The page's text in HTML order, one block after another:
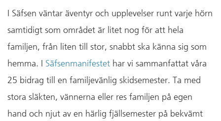
I Säfsen väntar äventyr och upplevelser runt varje hörn
samtidigt som området är litet nog för att hela
familjen, från liten till stor, snabbt ska känna sig som
hemma. I Säfsenmanifestet har vi sammanfattat våra
25 bidrag till en familjevänlig skidsemester. Ta med
stora släkten, vännerna eller res familjen på egen
hand och njut av en härlig fjällsemester på bekvämt